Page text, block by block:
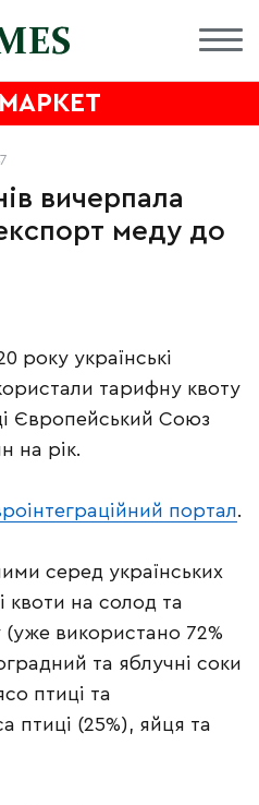
вичерпала
меду до
року українські
тарифну квоту
Європейський Союз
на рік.
портал.
серед українських
квоти на солод та
використано 72%
та яблучні соки
птиці та
птиці (25%), яйця та